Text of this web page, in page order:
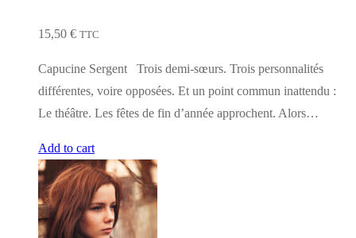
15,50 € TTC
Capucine Sergent Trois demi-sœurs. Trois personnalités
différentes, voire opposées. Et un point commun inattendu :
Le théâtre. Les fêtes de fin d’année approchent. Alors…
Add to cart